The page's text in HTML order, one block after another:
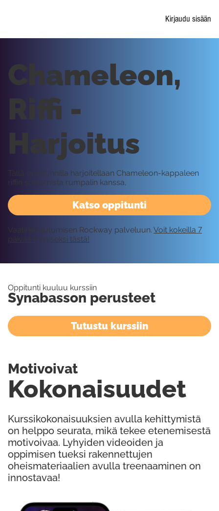
Kirjaudu sisään
Katso oppitunti
Chameleon,
Riffi -
Harjoitus
Tällä oppitunnilla harjoitellaan Chameleon-kappaleen
riffin soittamista rumpalin kanssa,
Vaatii kirjautumisen Rockway palveluun. Voit kokeilla 7
päivää ilmaiseksi tästä!
Oppitunti kuuluu kurssiin
Synabasson perusteet
Tutustu kurssiin
Kurssikokonaisuuksien avulla kehittymistä
on helppo seurata, mikä tekee etenemisestä
motivoivaa. Lyhyiden videoiden ja
oppimisen tueksi rakennettujen
oheismateriaalien avulla treenaaminen on
innostavaa!
Kokonaisuudet
Motivoivat